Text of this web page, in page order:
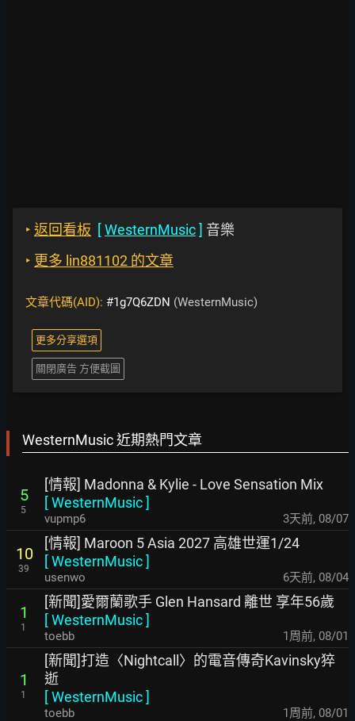
‣ 返回看板 [WesternMusic] 音樂
‣ 更多 lin881102 的文章
文章代碼(AID): #1g7Q6ZDN (WesternMusic)
更多分享選項
關閉廣告 方便截圖
WesternMusic 近期熱門文章
5
5
[情報] Madonna & Kylie - Love Sensation Mix
[WesternMusic]
vupmp6 3天前, 08/07
10
39
[情報] Maroon 5 Asia 2027 高雄世運1/24
[WesternMusic]
usenwo 6天前, 08/04
1
1
[新聞]愛爾蘭歌手 Glen Hansard 離世 享年56歲
[WesternMusic]
toebb 1周前, 08/01
1
1
[新聞]打造〈Nightcall〉的電音傳奇Kavinsky猝
逝
[WesternMusic]
toebb 1周前, 08/01